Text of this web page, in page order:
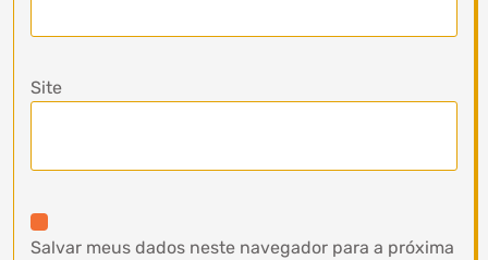
Site
Salvar meus dados neste navegador para a próxima